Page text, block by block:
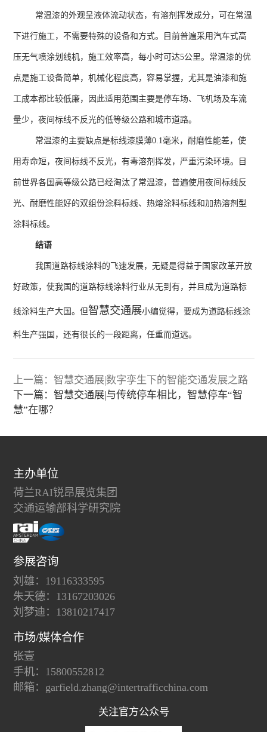
常温漆的外观呈液体流动状态，有溶剂挥发成分，可在常温
下进行施工，不需要特殊的设备和方式。目前普遍采用汽车式高
压无气喷涂划线机，施工效率高，每小时可达5公里。常温漆的优
点是施工设备简单，机械化程度高，容易掌握，尤其是油漆和施
工成本都比较低廉，因此适用范围主要是停车场、飞机场及车流
量少，夜间标线不反光的低等级公路和城市道路。
常温漆的主要缺点是标线漆膜薄0.1毫米，耐磨性能差，使
用寿命短，夜间标线不反光，有毒溶剂挥发，严重污染环境。目
前世界各国高等级公路已经淘汰了常温漆，普遍使用夜间标线反
光、耐磨性能好的双组份涂料标线、热熔涂料标线和加热溶剂型
涂料标线。
结语
我国道路标线涂料的飞速发展，无疑是得益于国家改革开放
好政策，使我国的道路标线涂料行业从无到有，并且成为道路标
线涂料生产大国。但智慧交通展小编觉得，要成为道路标线涂
料生产强国，还有很长的一段距离，任重而道远。
上一篇：智慧交通展|数字孪生下的智能交通发展之路
下一篇：智慧交通展|与传统停车相比，智慧停车“智
慧”在哪？
主办单位
荷兰RAI锐昂展览集团
交通运输部科学研究院
参展咨询
刘雄：19116333595
朱天德：13167203026
刘梦迪：13810217417
市场/媒体合作
张壹
手机：15800552812
邮箱：garfield.zhang@intertrafficchina.com
关注官方公众号